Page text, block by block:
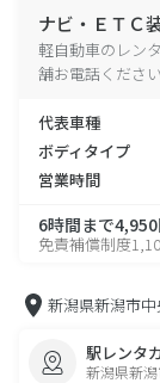
ナビ・ＥＴＣ
軽自動車のレン
舗お電話ください
代表車種
ボディタイプ
営業時間
6時間まで
免責補償制度
新潟県新潟市
駅レンタ
新潟県新